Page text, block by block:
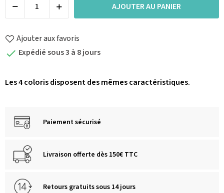
AJOUTER AU PANIER
Ajouter aux favoris
 Expédié sous 3 à 8 jours
Les 4 coloris disposent des mêmes caractéristiques.
Paiement sécurisé
Livraison offerte dès 150€ TTC
Retours gratuits sous 14 jours